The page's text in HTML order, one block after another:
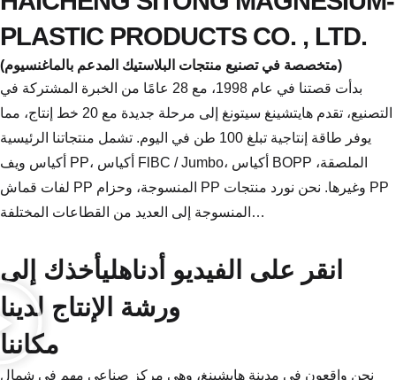
PLASTIC PRODUCTS CO. , LTD.
(متخصصة في تصنيع منتجات البلاستيك المدعم بالماغنسيوم)
بدأت قصتنا في عام 1998، مع 28 عامًا من الخبرة المشتركة في
التصنيع، تقدم هايتشينغ سيتونغ إلى مرحلة جديدة مع 20 خط إنتاج، مما
يوفر طاقة إنتاجية تبلغ 100 طن في اليوم. تشمل منتجاتنا الرئيسية
أكياس ويف PP، أكياس FlBC / Jumbo، أكياس BOPP الملصقة،
لفات قماش PP المنسوجة، وحزام PP وغيرها. نحن نورد منتجات PP
المنسوجة إلى العديد من القطاعات المختلفة…
انقر على الفيديو أدناهليأخذك إلى
ورشة الإنتاج لدينا
مكاننا
نحن واقعون في مدينة هايشينغ، وهي مركز صناعي مهم في شمال